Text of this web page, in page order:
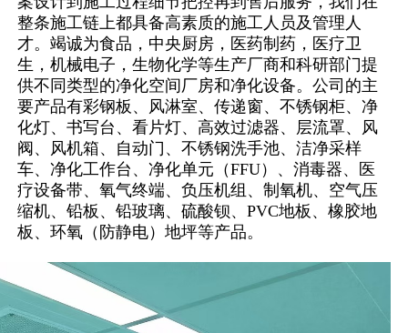
整条施工链上都具备高素质的施工人员及管理人
才。竭诚为食品，中央厨房，医药制药，医疗卫
生，机械电子，生物化学等生产厂商和科研部门提
供不同类型的净化空间厂房和净化设备。公司的主
要产品有彩钢板、风淋室、传递窗、不锈钢柜、净
化灯、书写台、看片灯、高效过滤器、层流罩、风
阀、风机箱、自动门、不锈钢洗手池、洁净采样
车、净化工作台、净化单元（FFU）、消毒器、医
疗设备带、氧气终端、负压机组、制氧机、空气压
缩机、铅板、铅玻璃、硫酸钡、PVC地板、橡胶地
板、环氧（防静电）地坪等产品。